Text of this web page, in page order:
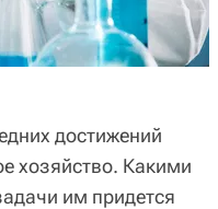
достижений
хозяйство. Какими
им придется